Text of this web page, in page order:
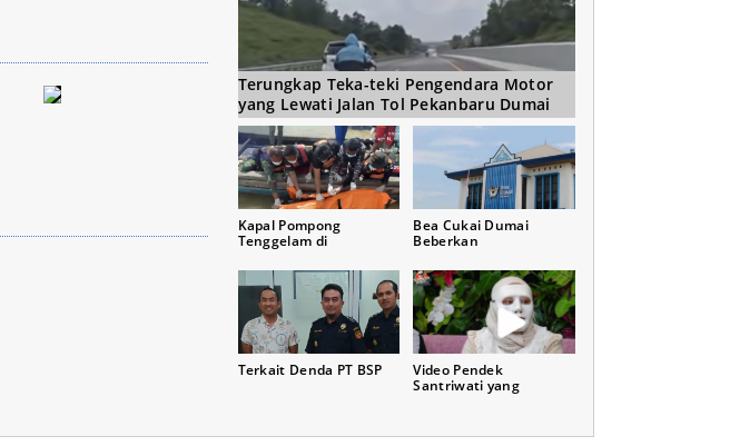
Terungkap Teka-teki Pengendara Motor
yang Lewati Jalan Tol Pekanbaru Dumai
Kapal Pompong
Tenggelam di
Bea Cukai Dumai
Beberkan
Terkait Denda PT BSP
Video Pendek
Santriwati yang